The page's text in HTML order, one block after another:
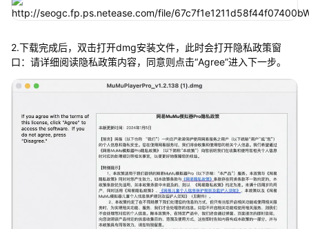
2.下载完成后，双击打开dmg安装文件，此时会打开隐私政策窗
口：请详细阅读隐私政策内容，同意则点击“Agree”进入下一步。